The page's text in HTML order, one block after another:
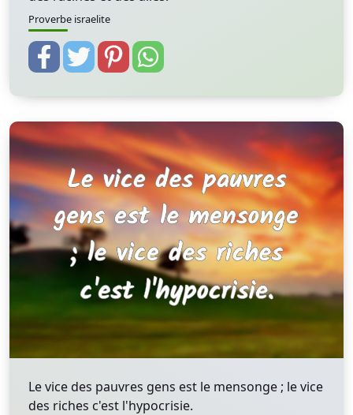
Proverbe israelite
Le vice des pauvres gens est le mensonge ; le vice
des riches c'est l'hypocrisie.